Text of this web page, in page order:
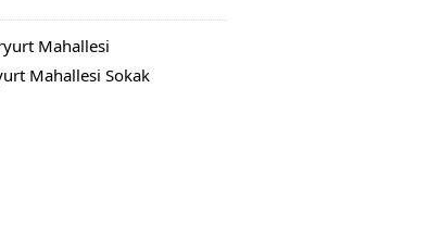
Mahallesi
Mahallesi Sokak